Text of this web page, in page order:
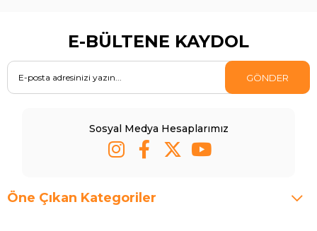
E-BÜLTENE KAYDOL
GÖNDER
Sosyal Medya Hesaplarımız
Öne Çıkan Kategoriler